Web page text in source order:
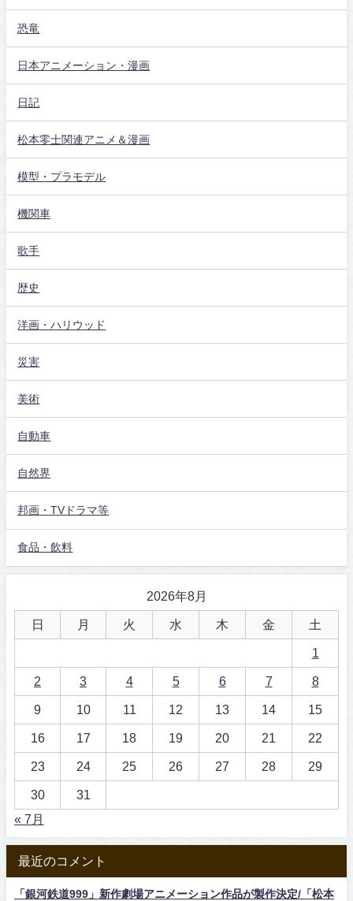
恐竜
日本アニメーション・漫画
日記
松本零士関連アニメ＆漫画
模型・プラモデル
機関車
歌手
歴史
洋画・ハリウッド
災害
美術
自動車
自然界
邦画・TVドラマ等
食品・飲料
2026年8月
日 月 火 水 木 金 土
1
2 3 4 5 6 7 8
9 10 11 12 13 14 15
16 17 18 19 20 21 22
23 24 25 26 27 28 29
30
31
« 7月
最近のコメント
「銀河鉄道999」新作劇場アニメーション作品が製作決定/「松本